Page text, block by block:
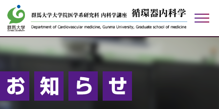
アクセス お問い合わせ
リンク
ご寄付のお願い